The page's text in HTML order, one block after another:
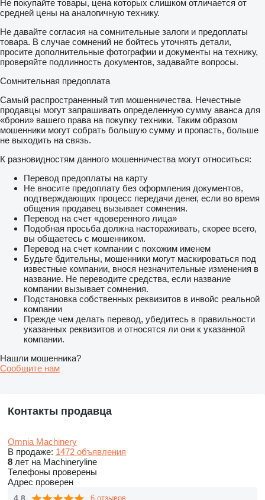
Не покупайте товары, цена которых слишком отличается от
средней цены на аналогичную технику.
Не давайте согласия на сомнительные залоги и предоплаты
товара. В случае сомнений не бойтесь уточнять детали,
просите дополнительные фотографии и документы на технику,
проверяйте подлинность документов, задавайте вопросы.
Сомнительная предоплата
Самый распространенный тип мошенничества. Нечестные
продавцы могут запрашивать определенную сумму аванса для
«брони» вашего права на покупку техники. Таким образом
мошенники могут собрать большую сумму и пропасть, больше
не выходить на связь.
К разновидностям данного мошенничества могут относиться:
Перевод предоплаты на карту
Не вносите предоплату без оформления документов,
подтверждающих процесс передачи денег, если во время
общения продавец вызывает сомнения.
Перевод на счет «доверенного лица»
Подобная просьба должна настораживать, скорее всего,
вы общаетесь с мошенником.
Перевод на счет компании с похожим именем
Будьте бдительны, мошенники могут маскироваться под
известные компании, внося незначительные изменения в
название. Не переводите средства, если название
компании вызывает сомнения.
Подстановка собственных реквизитов в инвойс реальной
компании
Прежде чем делать перевод, убедитесь в правильности
указанных реквизитов и относятся ли они к указанной
компании.
Нашли мошенника?
Сообщите нам
Контакты продавца
Omnia Machinery
В продаже: 1472 объявления
8 лет на Machineryline
Телефоны проверены
Адрес проверен
6 отзывов